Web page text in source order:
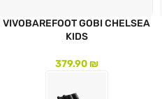
VIVOBAREFOOT GOBI CHELSEA
KIDS
379.90₪